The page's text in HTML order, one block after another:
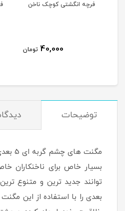
فرچه انگشتی کوچک ناخن
40,000 تومان
توضیحات
بسیار خاص برای ناخنکاران
بعدی را با استفاده از این